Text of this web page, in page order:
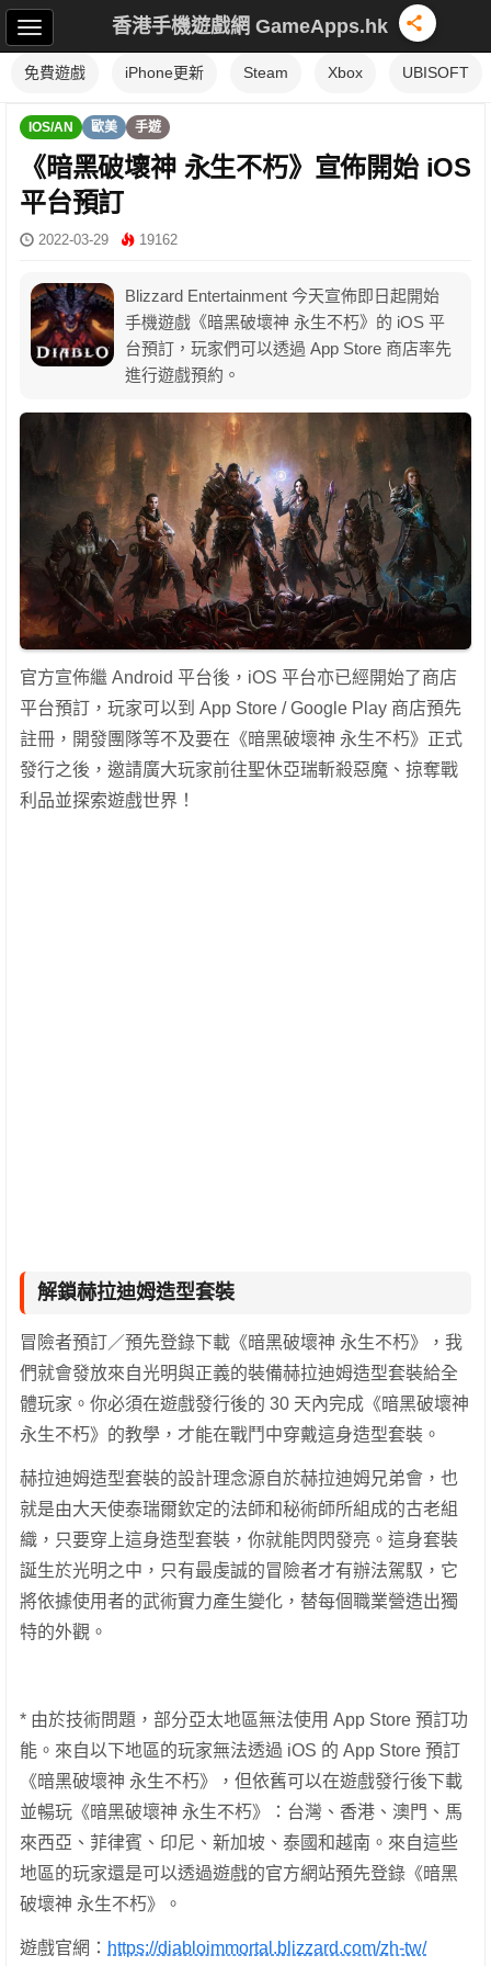
香港手機遊戲網 GameApps.hk
免費遊戲 iPhone更新 Steam Xbox UBISOFT
IOS/AN 歐美 手遊
《暗黑破壞神 永生不朽》宣佈開始 iOS
平台預訂
2022-03-29 19162
Blizzard Entertainment 今天宣佈即日起開始
手機遊戲《暗黑破壞神 永生不朽》的 iOS 平
台預訂，玩家們可以透過 App Store 商店率先
進行遊戲預約。
官方宣佈繼 Android 平台後，iOS 平台亦已經開始了商店
平台預訂，玩家可以到 App Store / Google Play 商店預先
註冊，開發團隊等不及要在《暗黑破壞神 永生不朽》正式
發行之後，邀請廣大玩家前往聖休亞瑞斬殺惡魔、掠奪戰
利品並探索遊戲世界！
解鎖赫拉迪姆造型套裝
冒險者預訂／預先登錄下載《暗黑破壞神 永生不朽》，我
們就會發放來自光明與正義的裝備赫拉迪姆造型套裝給全
體玩家。你必須在遊戲發行後的 30 天內完成《暗黑破壞神
永生不朽》的教學，才能在戰鬥中穿戴這身造型套裝。
赫拉迪姆造型套裝的設計理念源自於赫拉迪姆兄弟會，也
就是由大天使泰瑞爾欽定的法師和秘術師所組成的古老組
織，只要穿上這身造型套裝，你就能閃閃發亮。這身套裝
誕生於光明之中，只有最虔誠的冒險者才有辦法駕馭，它
將依據使用者的武術實力產生變化，替每個職業營造出獨
特的外觀。
* 由於技術問題，部分亞太地區無法使用 App Store 預訂功
能。來自以下地區的玩家無法透過 iOS 的 App Store 預訂
《暗黑破壞神 永生不朽》，但依舊可以在遊戲發行後下載
並暢玩《暗黑破壞神 永生不朽》：台灣、香港、澳門、馬
來西亞、菲律賓、印尼、新加坡、泰國和越南。來自這些
地區的玩家還是可以透過遊戲的官方網站預先登錄《暗黑
破壞神 永生不朽》。
遊戲官網： https://diabloimmortal.blizzard.com/zh-tw/